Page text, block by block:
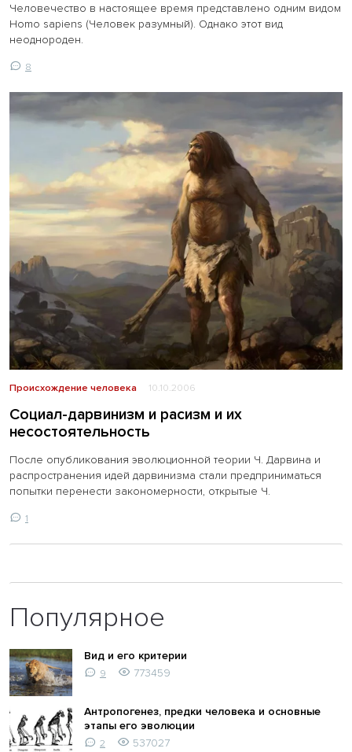
Человечество в настоящее время представлено одним видом
Homo sapiens (Человек разумный). Однако этот вид
неоднороден.
8
Происхождение человека 10.10.2006
Социал-дарвинизм и расизм и их
несостоятельность
После опубликования эволюционной теории Ч. Дарвина и
распространения идей дарвинизма стали предприниматься
попытки перенести закономерности, открытые Ч.
1
Популярное
Вид и его критерии
9 773459
Антропогенез, предки человека и основные
этапы его эволюции
2
537027